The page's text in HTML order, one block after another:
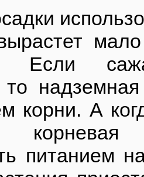
Если
корни. А
питанием